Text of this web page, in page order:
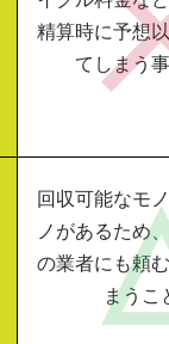
精算時に予想
てしまう
回収可能なモ
ノがあるため
の業者にも頼
まうこ